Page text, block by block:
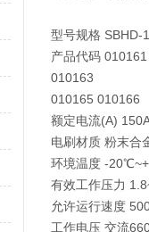
型号规格 SBHD-
产品代码
010163
010165 010166
额定电流(A)
电刷材质 粉末合
环境温度 -
有效工作压力
允许运行速度
工作电压 交流